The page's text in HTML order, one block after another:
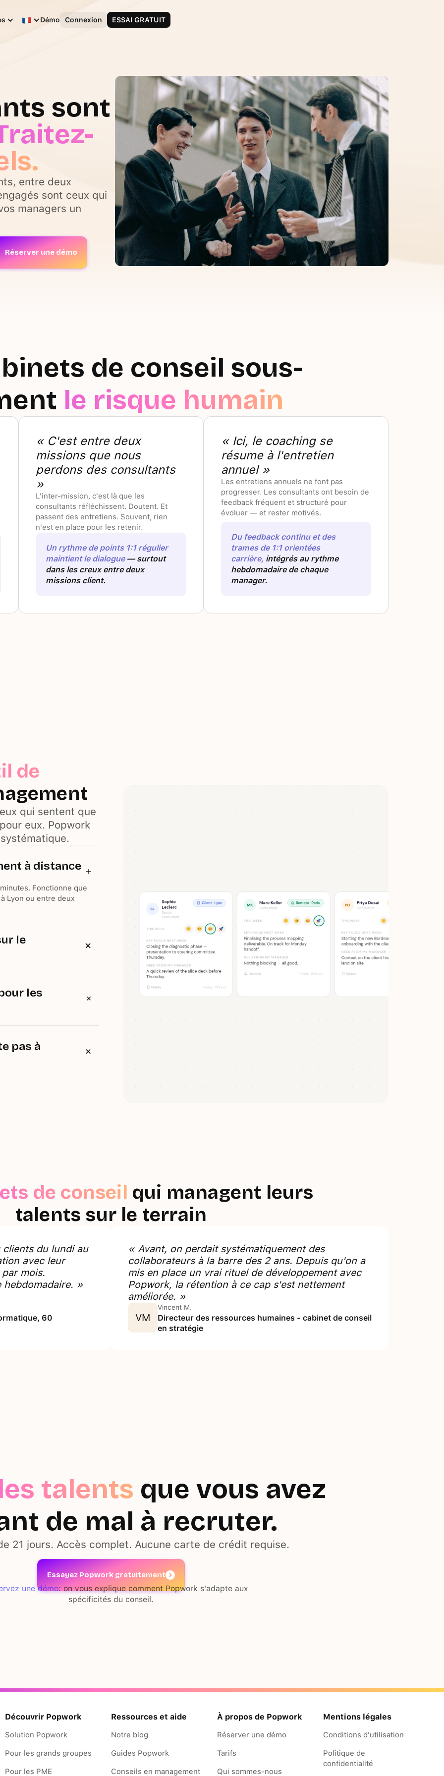
Français
Démo Connexion ESSAI GRATUIT
sont
entre deux
sont ceux qui
managers un
Réserver une démo
de conseil sous-
le risque humain
« C'est entre deux
missions que nous
perdons des consultants
»
L'inter-mission, c'est là que les
consultants réfléchissent. Doutent. Et
passent des entretiens. Souvent, rien
n'est en place pour les retenir.
Un rythme de points 1:1 régulier
maintient le dialogue — surtout
dans les creux entre deux
missions client.
« Ici, le coaching se
résume à l'entretien
annuel »
Les entretiens annuels ne font pas
progresser. Les consultants ont besoin de
feedback fréquent et structuré pour
évoluer — et rester motivés.
Du feedback continu et des
trames de 1:1 orientées
carrière, intégrés au rythme
hebdomadaire de chaque
manager.
de
qui sentent que
eux. Popwork
à distance
Fonctionne que
Lyon ou entre deux
le
les
pas à
de conseil qui managent leurs
talents sur le terrain
du lundi au
avec leur
mois.
hebdomadaire. »
60
« Avant, on perdait systématiquement des
collaborateurs à la barre des 2 ans. Depuis qu'on a
mis en place un vrai rituel de développement avec
Popwork, la rétention à ce cap s'est nettement
améliorée. »
VM
Vincent M.
Directeur des ressources humaines - cabinet de conseil
en stratégie
talents que vous avez
de mal à recruter.
21 jours. Accès complet. Aucune carte de crédit requise.
Essayez Popwork gratuitement
une démo: on vous explique comment Popwork s'adapte aux
spécificités du conseil.
Découvrir Popwork
Solution Popwork
Pour les grands groupes
Pour les PME
Ressources et aide
Notre blog
Guides Popwork
Conseils en management
À propos de Popwork
Réserver une démo
Tarifs
Qui sommes-nous
Mentions légales
Conditions d'utilisation
Politique de
confidentialité